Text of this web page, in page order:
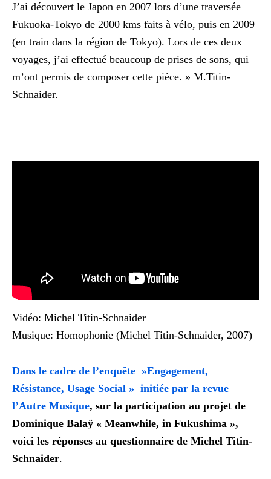
J’ai découvert le Japon en 2007 lors d’une traversée
Fukuoka-Tokyo de 2000 kms faits à vélo, puis en 2009
(en train dans la région de Tokyo). Lors de ces deux
voyages, j’ai effectué beaucoup de prises de sons, qui
m’ont permis de composer cette pièce. » M.Titin-
Schnaider.
Vidéo: Michel Titin-Schnaider
Musique: Homophonie (Michel Titin-Schnaider, 2007)
Dans le cadre de l’enquête »Engagement,
Résistance, Usage Social » initiée par la revue
l’Autre Musique, sur la participation au projet de
Dominique Balaÿ « Meanwhile, in Fukushima »,
voici les réponses au questionnaire de Michel Titin-
Schnaider.